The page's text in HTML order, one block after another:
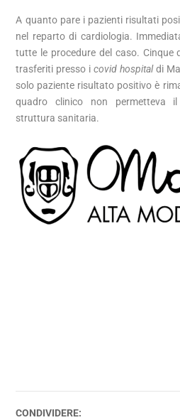
A quanto pare i pazienti risultati
nel reparto di cardiologia.
tutte le procedure del caso.
trasferiti presso icovid hospitaldi
solo paziente risultato positivo è
quadro clinico non permetteva
struttura sanitaria.
CONDIVIDERE: